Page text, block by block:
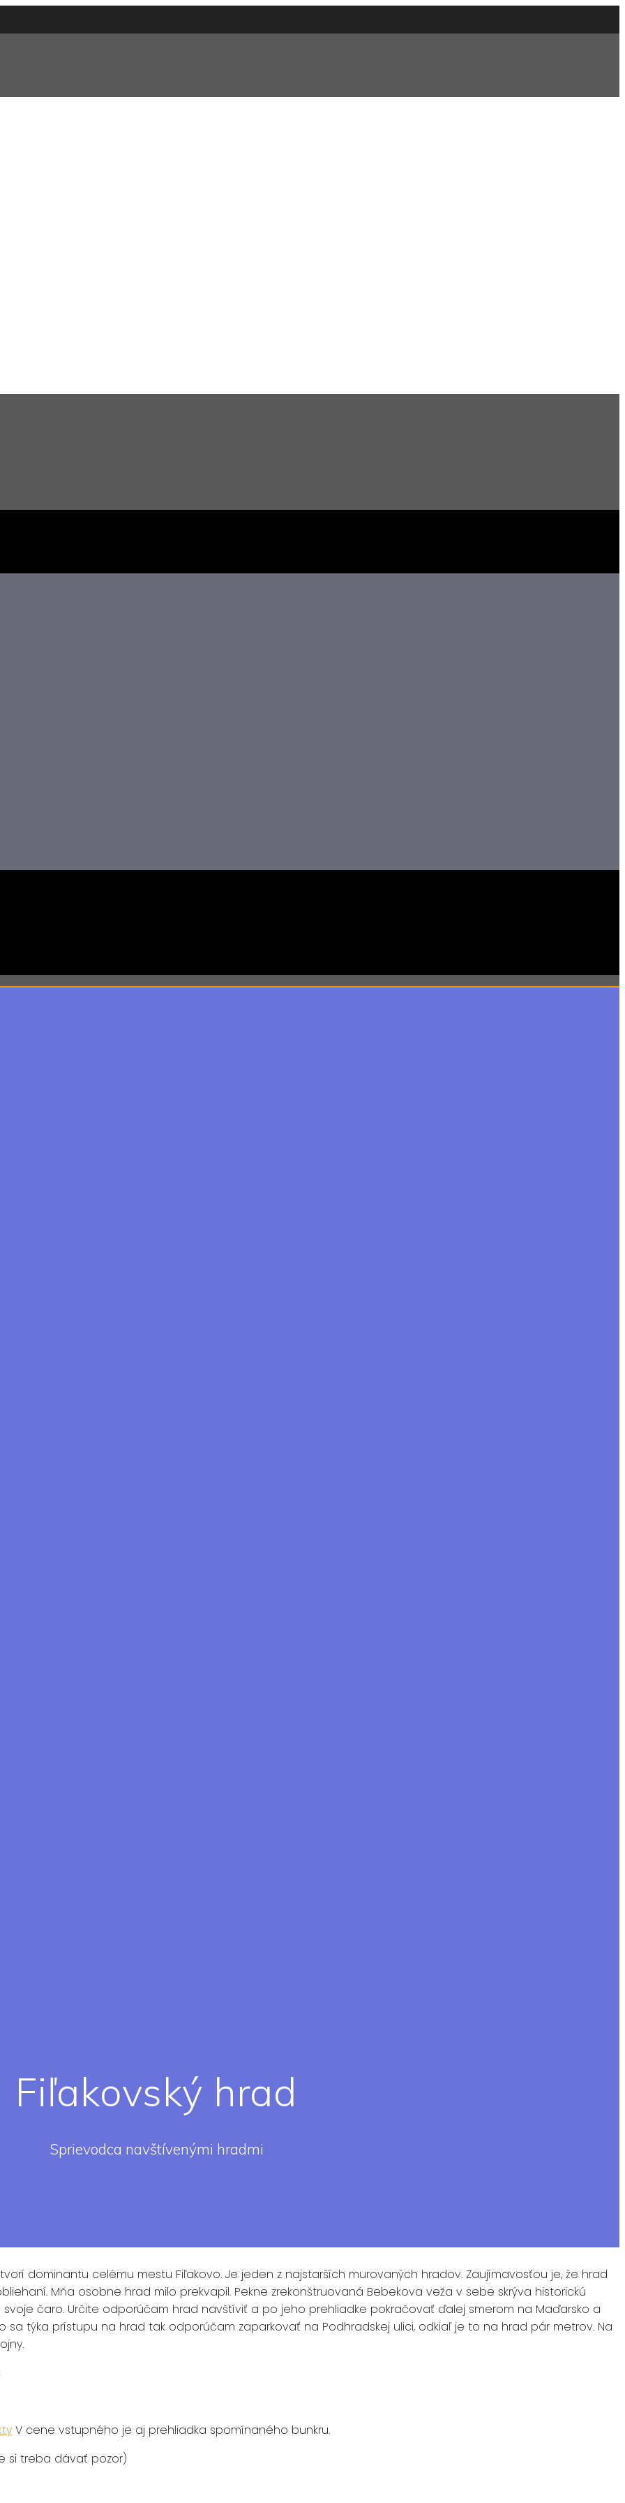
Fiľakovský hrad
Sprievodca navštívenými hradmi
dominantu celému mestu Fiľakovo. Je jeden z najstarších murovaných hradov. Zaujímavosťou je, že hrad
Mňa osobne hrad milo prekvapil. Pekne zrekonštruovaná Bebekova veža v sebe skrýva historickú
svoje čaro. Určite odporúčam hrad navštíviť a po jeho prehliadke pokračovať ďalej smerom na Maďarsko a
sa týka prístupu na hrad tak odporúčam zaparkovať na Podhradskej ulici, odkiaľ je to na hrad pár metrov. Na
V cene vstupného je aj prehliadka spomínaného bunkru.
si treba dávať pozor)